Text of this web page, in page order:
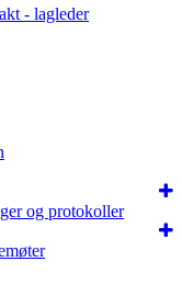
- lagleder
og protokoller